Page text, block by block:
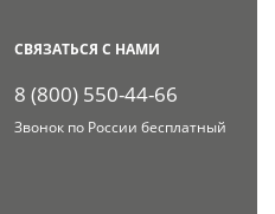
СВЯЗАТЬСЯ С НАМИ
8 (800) 550-44-66
Звонок по России бесплатный